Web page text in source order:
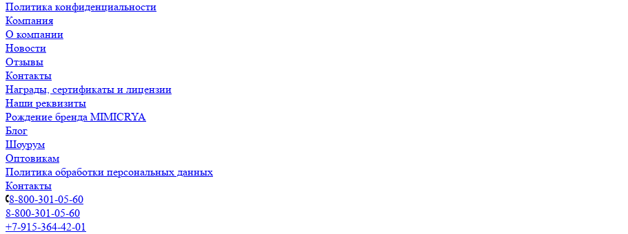
Политика конфиденциальности
Компания
О компании
Новости
Отзывы
Контакты
Награды, сертификаты и лицензии
Наши реквизиты
Рождение бренда MIMICRYA
Блог
Шоурум
Оптовикам
Политика обработки персональных данных
Контакты
8-800-301-05-60
8-800-301-05-60
+7-915-364-42-01